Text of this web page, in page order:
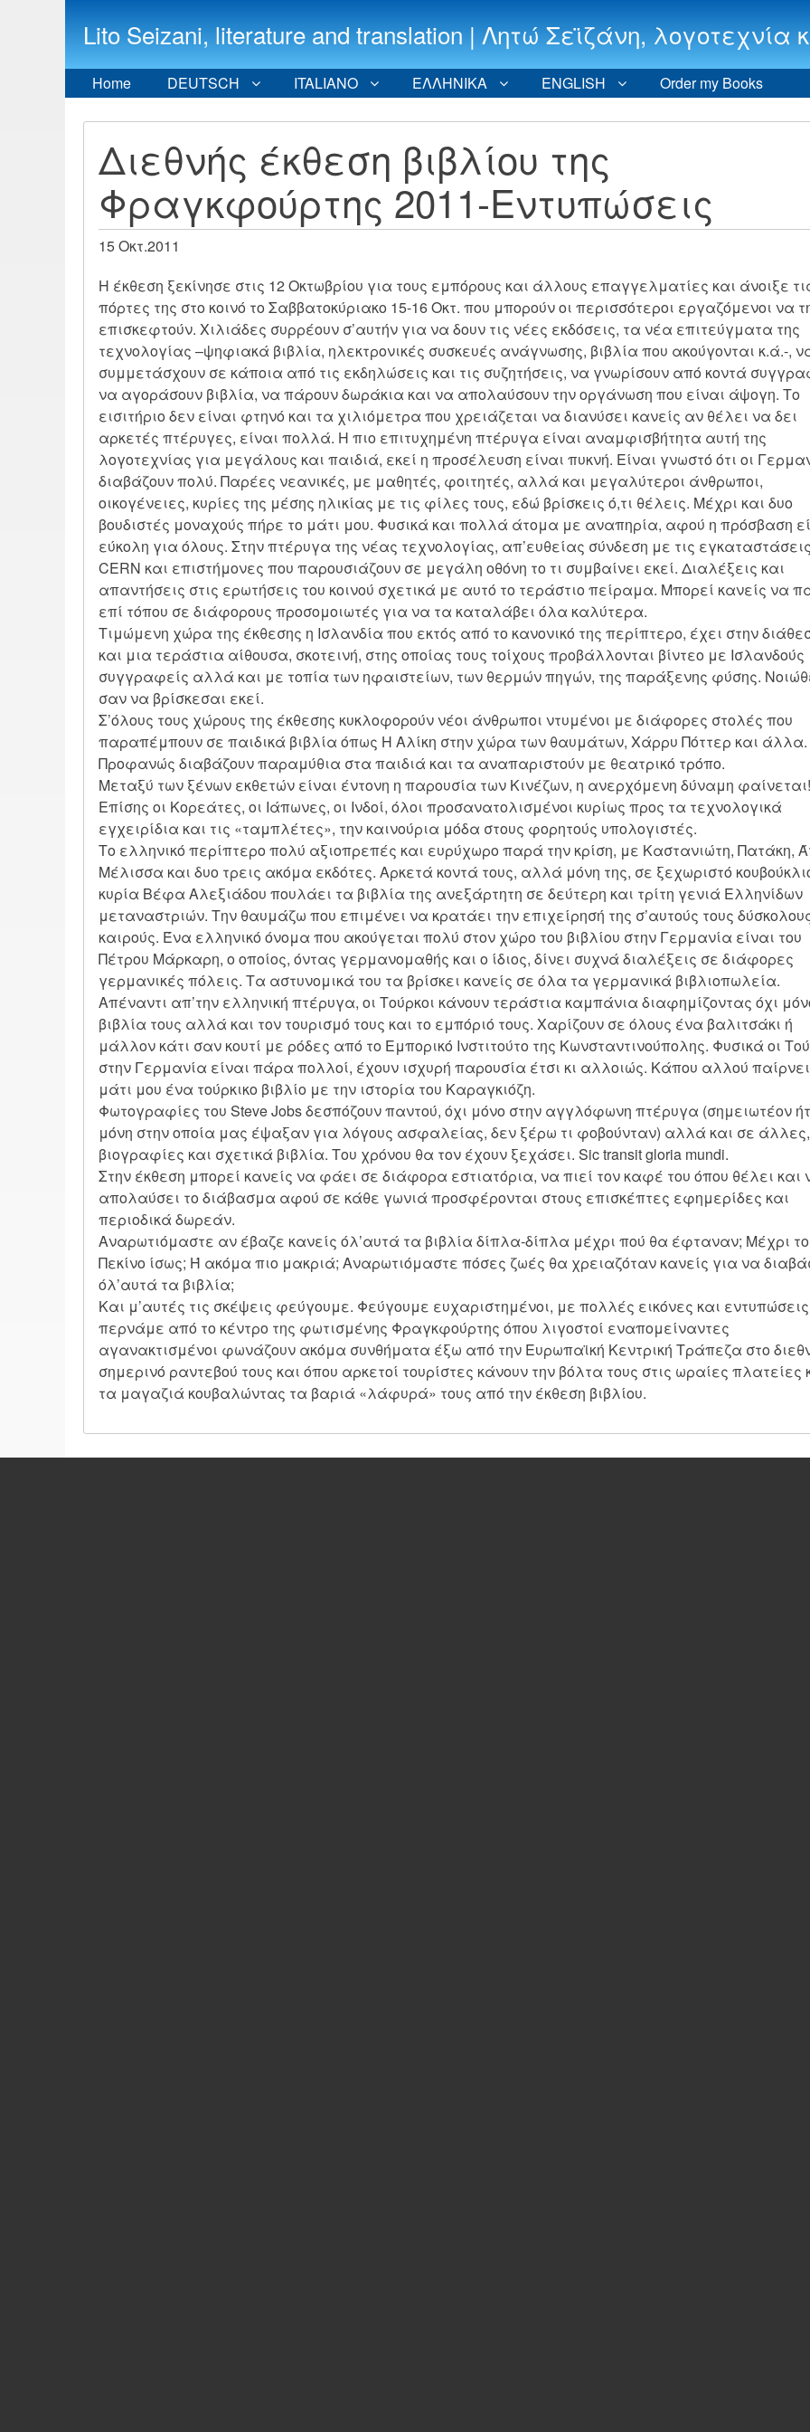
Lito Seizani, literature and translation | Λητώ Σεϊζάνη,
Home DEUTSCH ITALIANO ΕΛΛΗΝΙΚΑ ENGLISH Order my Books
Διεθνής έκθεση βιβλίου της
Φραγκφούρτης 2011-Εντυπώσεις
15 Οκτ.2011
Η έκθεση ξεκίνησε στις 12 Οκτωβρίου για τους εμπόρους και άλλους επαγγελματίες και άνοιξε
πόρτες της στο κοινό το Σαββατοκύριακο 15-16 Οκτ. που μπορούν οι περισσότεροι εργαζόμενοι να
επισκεφτούν. Χιλιάδες συρρέουν σ’αυτήν για να δουν τις νέες εκδόσεις, τα νέα επιτεύγματα της
τεχνολογίας –ψηφιακά βιβλία, ηλεκτρονικές συσκευές ανάγνωσης, βιβλία που ακούγονται κ.ά.-,
συμμετάσχουν σε κάποια από τις εκδηλώσεις και τις συζητήσεις, να γνωρίσουν από κοντά
να αγοράσουν βιβλία, να πάρουν δωράκια και να απολαύσουν την οργάνωση που είναι άψογη. Το
εισιτήριο δεν είναι φτηνό και τα χιλιόμετρα που χρειάζεται να διανύσει κανείς αν θέλει να δει
αρκετές πτέρυγες, είναι πολλά. Η πιο επιτυχημένη πτέρυγα είναι αναμφισβήτητα αυτή της
λογοτεχνίας για μεγάλους και παιδιά, εκεί η προσέλευση είναι πυκνή. Είναι γνωστό ότι οι
διαβάζουν πολύ. Παρέες νεανικές, με μαθητές, φοιτητές, αλλά και μεγαλύτεροι άνθρωποι,
οικογένειες, κυρίες της μέσης ηλικίας με τις φίλες τους, εδώ βρίσκεις ό,τι θέλεις. Μέχρι και δυο
βουδιστές μοναχούς πήρε το μάτι μου. Φυσικά και πολλά άτομα με αναπηρία, αφού η πρόσβαση
εύκολη για όλους. Στην πτέρυγα της νέας τεχνολογίας, απ’ευθείας σύνδεση με τις
CERN και επιστήμονες που παρουσιάζουν σε μεγάλη οθόνη το τι συμβαίνει εκεί. Διαλέξεις και
απαντήσεις στις ερωτήσεις του κοινού σχετικά με αυτό το τεράστιο πείραμα. Μπορεί κανείς να
επί τόπου σε διάφορους προσομοιωτές για να τα καταλάβει όλα καλύτερα.
Τιμώμενη χώρα της έκθεσης η Ισλανδία που εκτός από το κανονικό της περίπτερο, έχει στην
και μια τεράστια αίθουσα, σκοτεινή, στης οποίας τους τοίχους προβάλλονται βίντεο με Ισλανδούς
συγγραφείς αλλά και με τοπία των ηφαιστείων, των θερμών πηγών, της παράξενης φύσης.
σαν να βρίσκεσαι εκεί.
Σ’όλους τους χώρους της έκθεσης κυκλοφορούν νέοι άνθρωποι ντυμένοι με διάφορες στολές που
παραπέμπουν σε παιδικά βιβλία όπως Η Αλίκη στην χώρα των θαυμάτων, Χάρρυ Πόττερ και άλλα.
Προφανώς διαβάζουν παραμύθια στα παιδιά και τα αναπαριστούν με θεατρικό τρόπο.
Μεταξύ των ξένων εκθετών είναι έντονη η παρουσία των Κινέζων, η ανερχόμενη δύναμη φαίνεται!
Επίσης οι Κορεάτες, οι Ιάπωνες, οι Ινδοί, όλοι προσανατολισμένοι κυρίως προς τα τεχνολογικά
εγχειρίδια και τις «ταμπλέτες», την καινούρια μόδα στους φορητούς υπολογιστές.
Το ελληνικό περίπτερο πολύ αξιοπρεπές και ευρύχωρο παρά την κρίση, με Καστανιώτη, Πατάκη,
Μέλισσα και δυο τρεις ακόμα εκδότες. Αρκετά κοντά τους, αλλά μόνη της, σε ξεχωριστό
κυρία Βέφα Αλεξιάδου πουλάει τα βιβλία της ανεξάρτητη σε δεύτερη και τρίτη γενιά Ελληνίδων
μεταναστριών. Την θαυμάζω που επιμένει να κρατάει την επιχείρησή της σ’αυτούς τους
καιρούς. Ένα ελληνικό όνομα που ακούγεται πολύ στον χώρο του βιβλίου στην Γερμανία είναι του
Πέτρου Μάρκαρη, ο οποίος, όντας γερμανομαθής και ο ίδιος, δίνει συχνά διαλέξεις σε διάφορες
γερμανικές πόλεις. Τα αστυνομικά του τα βρίσκει κανείς σε όλα τα γερμανικά βιβλιοπωλεία.
Απέναντι απ’την ελληνική πτέρυγα, οι Τούρκοι κάνουν τεράστια καμπάνια διαφημίζοντας όχι
βιβλία τους αλλά και τον τουρισμό τους και το εμπόριό τους. Χαρίζουν σε όλους ένα βαλιτσάκι ή
μάλλον κάτι σαν κουτί με ρόδες από το Εμπορικό Ινστιτούτο της Κωνσταντινούπολης. Φυσικά οι
στην Γερμανία είναι πάρα πολλοί, έχουν ισχυρή παρουσία έτσι κι αλλοιώς. Κάπου αλλού
μάτι μου ένα τούρκικο βιβλίο με την ιστορία του Καραγκιόζη.
Φωτογραφίες του Steve Jobs δεσπόζουν παντού, όχι μόνο στην αγγλόφωνη πτέρυγα (σημειωτέον
μόνη στην οποία μας έψαξαν για λόγους ασφαλείας, δεν ξέρω τι φοβούνταν) αλλά και σε
βιογραφίες και σχετικά βιβλία. Του χρόνου θα τον έχουν ξεχάσει. Sic transit gloria mundi.
Στην έκθεση μπορεί κανείς να φάει σε διάφορα εστιατόρια, να πιεί τον καφέ του όπου θέλει και
απολαύσει το διάβασμα αφού σε κάθε γωνιά προσφέρονται στους επισκέπτες εφημερίδες και
περιοδικά δωρεάν.
Αναρωτιόμαστε αν έβαζε κανείς όλ’αυτά τα βιβλία δίπλα-δίπλα μέχρι πού θα έφταναν; Μέχρι το
Πεκίνο ίσως; Ή ακόμα πιο μακριά; Αναρωτιόμαστε πόσες ζωές θα χρειαζόταν κανείς για να
όλ’αυτά τα βιβλία;
Και μ’αυτές τις σκέψεις φεύγουμε. Φεύγουμε ευχαριστημένοι, με πολλές εικόνες και
περνάμε από το κέντρο της φωτισμένης Φραγκφούρτης όπου λιγοστοί εναπομείναντες
αγανακτισμένοι φωνάζουν ακόμα συνθήματα έξω από την Ευρωπαϊκή Κεντρική Τράπεζα στο
σημερινό ραντεβού τους και όπου αρκετοί τουρίστες κάνουν την βόλτα τους στις ωραίες πλατείες
τα μαγαζιά κουβαλώντας τα βαριά «λάφυρά» τους από την έκθεση βιβλίου.